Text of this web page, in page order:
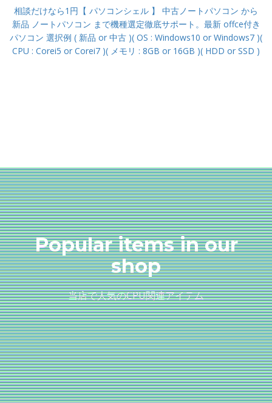
相談だけなら1円【 パソコンシェル 】 中古ノートパソコン から
新品 ノートパソコン まで機種選定徹底サポート。最新 offce付き
パソコン 選択例 ( 新品 or 中古 )( OS : Windows10 or Windows7 )(
CPU : Corei5 or Corei7 )( メモリ : 8GB or 16GB )( HDD or SSD )
Popular items in our
shop
当店で人気のCPU関連アイテム